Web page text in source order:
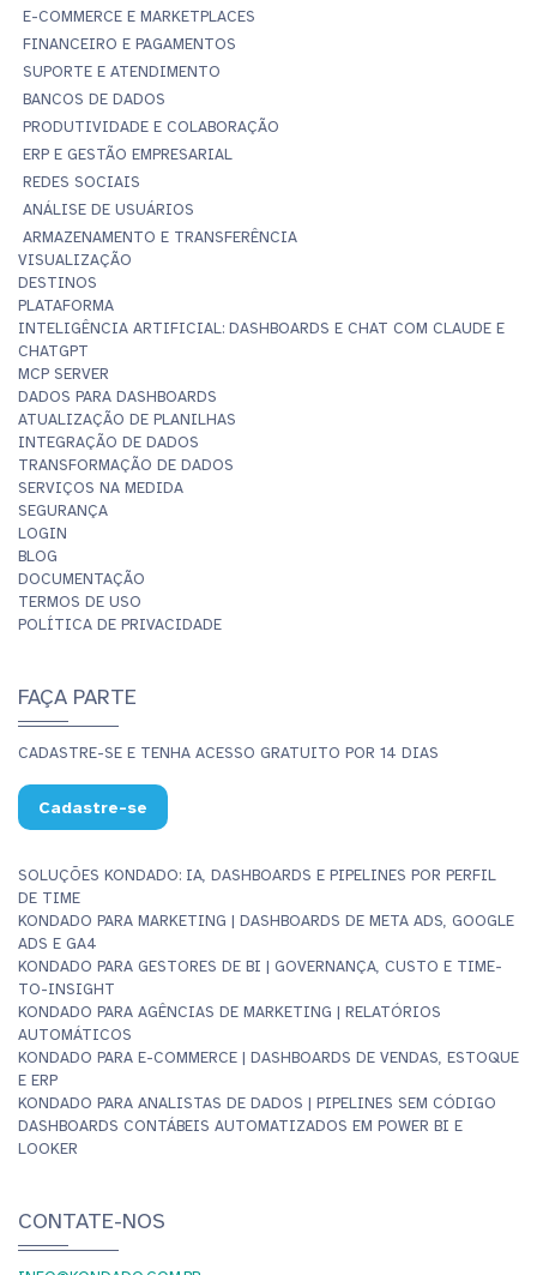
E-COMMERCE E MARKETPLACES
FINANCEIRO E PAGAMENTOS
SUPORTE E ATENDIMENTO
BANCOS DE DADOS
PRODUTIVIDADE E COLABORAÇÃO
ERP E GESTÃO EMPRESARIAL
REDES SOCIAIS
ANÁLISE DE USUÁRIOS
ARMAZENAMENTO E TRANSFERÊNCIA
VISUALIZAÇÃO
DESTINOS
PLATAFORMA
INTELIGÊNCIA ARTIFICIAL: DASHBOARDS E CHAT COM CLAUDE E
CHATGPT
MCP SERVER
DADOS PARA DASHBOARDS
ATUALIZAÇÃO DE PLANILHAS
INTEGRAÇÃO DE DADOS
TRANSFORMAÇÃO DE DADOS
SERVIÇOS NA MEDIDA
SEGURANÇA
LOGIN
BLOG
DOCUMENTAÇÃO
TERMOS DE USO
POLÍTICA DE PRIVACIDADE
FAÇA PARTE
CADASTRE-SE E TENHA ACESSO GRATUITO POR 14 DIAS
Cadastre-se
SOLUÇÕES KONDADO: IA, DASHBOARDS E PIPELINES POR PERFIL
DE TIME
KONDADO PARA MARKETING | DASHBOARDS DE META ADS, GOOGLE
ADS E GA4
KONDADO PARA GESTORES DE BI | GOVERNANÇA, CUSTO E TIME-
TO-INSIGHT
KONDADO PARA AGÊNCIAS DE MARKETING | RELATÓRIOS
AUTOMÁTICOS
KONDADO PARA E-COMMERCE | DASHBOARDS DE VENDAS, ESTOQUE
E ERP
KONDADO PARA ANALISTAS DE DADOS | PIPELINES SEM CÓDIGO
DASHBOARDS CONTÁBEIS AUTOMATIZADOS EM POWER BI E
LOOKER
CONTATE-NOS